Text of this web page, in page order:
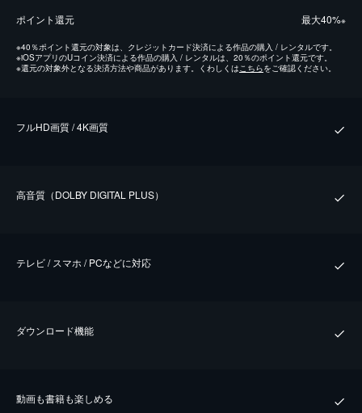
ポイント還元 最⼤40%※
※40％ポイント還元の対象は、クレジットカード決済による作品の購入 / レンタルです。
※iOSアプリのUコイン決済による作品の購入 / レンタルは、20％のポイント還元です。
※還元の対象外となる決済方法や商品があります。くわしくはこちらをご確認ください。
フルHD画質 / 4K画質
⾼⾳質（DOLBY DIGITAL PLUS）
テレビ / スマホ / PCなどに対応
ダウンロード機能
動画も書籍も楽しめる